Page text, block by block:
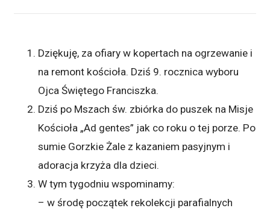
Dziękuję, za ofiary w kopertach na ogrzewanie i
na remont kościoła. Dziś 9. rocznica wyboru
Ojca Świętego Franciszka.
Dziś po Mszach św. zbiórka do puszek na Misje
Kościoła „Ad gentes” jak co roku o tej porze. Po
sumie Gorzkie Żale z kazaniem pasyjnym i
adoracja krzyża dla dzieci.
W tym tygodniu wspominamy:
– w środę początek rekolekcji parafialnych